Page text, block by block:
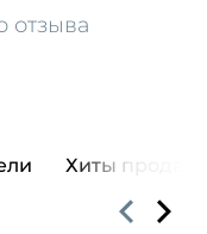
отзыва
Хиты продаж